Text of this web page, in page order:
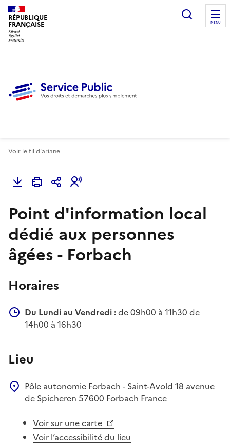
RÉPUBLIQUE
FRANÇAISE
Ouvrir
MENU
Voir le fil d'ariane
Point d'information local
dédié aux personnes
âgées - Forbach
Horaires
Du Lundi au Vendredi :de 09h00 à 11h30 de
14h00 à 16h30
Lieu
Pôle autonomie Forbach - Saint-Avold 18 avenue
de Spicheren 57600 Forbach France
Voir sur une carte
Voir l’accessibilité du lieu